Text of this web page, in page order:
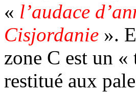
« l’audace
Cisjordanie ».
zone C est un
restitué aux